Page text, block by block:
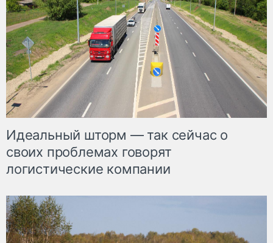
Идеальный шторм — так сейчас о
своих проблемах говорят
логистические компании